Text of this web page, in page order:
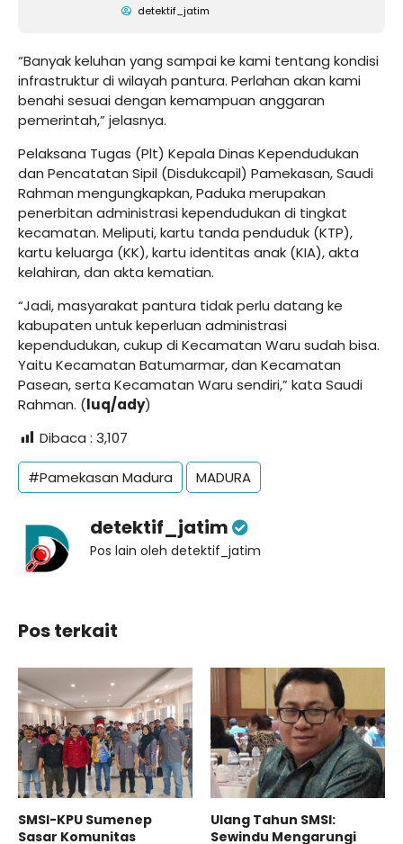
detektif_jatim
“Banyak keluhan yang sampai ke kami tentang kondisi
infrastruktur di wilayah pantura. Perlahan akan kami
benahi sesuai dengan kemampuan anggaran
pemerintah,” jelasnya.
Pelaksana Tugas (Plt) Kepala Dinas Kependudukan
dan Pencatatan Sipil (Disdukcapil) Pamekasan, Saudi
Rahman mengungkapkan, Paduka merupakan
penerbitan administrasi kependudukan di tingkat
kecamatan. Meliputi, kartu tanda penduduk (KTP),
kartu keluarga (KK), kartu identitas anak (KIA), akta
kelahiran, dan akta kematian.
“Jadi, masyarakat pantura tidak perlu datang ke
kabupaten untuk keperluan administrasi
kependudukan, cukup di Kecamatan Waru sudah bisa.
Yaitu Kecamatan Batumarmar, dan Kecamatan
Pasean, serta Kecamatan Waru sendiri,” kata Saudi
Rahman. (luq/ady)
Dibaca : 3,107
#Pamekasan Madura MADURA
detektif_jatim
Pos lain oleh detektif_jatim
Pos terkait
SMSI-KPU Sumenep
Sasar Komunitas
Ulang Tahun SMSI:
Sewindu Mengarungi